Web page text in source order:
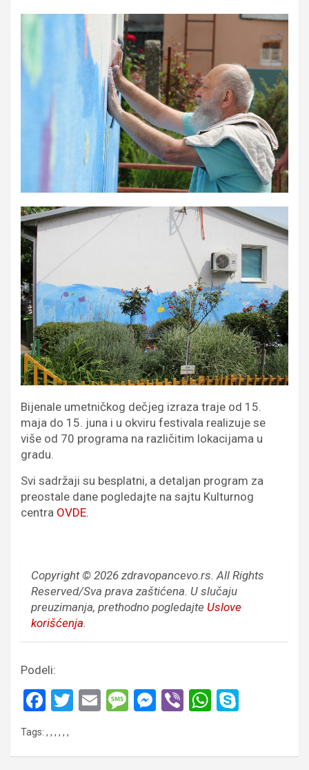
Bijenale umetničkog dečjeg izraza traje od 15.
maja do 15. juna i u okviru festivala realizuje se
više od 70 programa na različitim lokacijama u
gradu.
Svi sadržaji su besplatni, a detaljan program za
preostale dane pogledajte na sajtu Kulturnog
centra OVDE.
Copyright © 2026 zdravopancevo.rs. All Rights
Reserved/Sva prava zaštićena. U slučaju
preuzimanja, prethodno pogledajte Uslove
korišćenja.
Podeli:
F
ce
T
E
M M Vi W
Tags: , , , , , ,